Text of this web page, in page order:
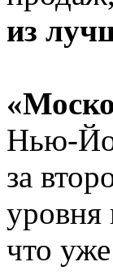
из
Нью-
за
уровня
что